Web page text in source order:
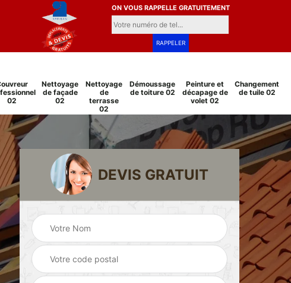
ON VOUS RAPPELLE GRATUITEMENT
02
Nettoyage
de façade
02
Nettoyage
de
terrasse
02
Démoussage
de toiture 02
Peinture et
décapage de
volet 02
Changement
de tuile 02
02
Peinture sur tuile
Pose et
changement
grillage et clôture
DEVIS GRATUIT